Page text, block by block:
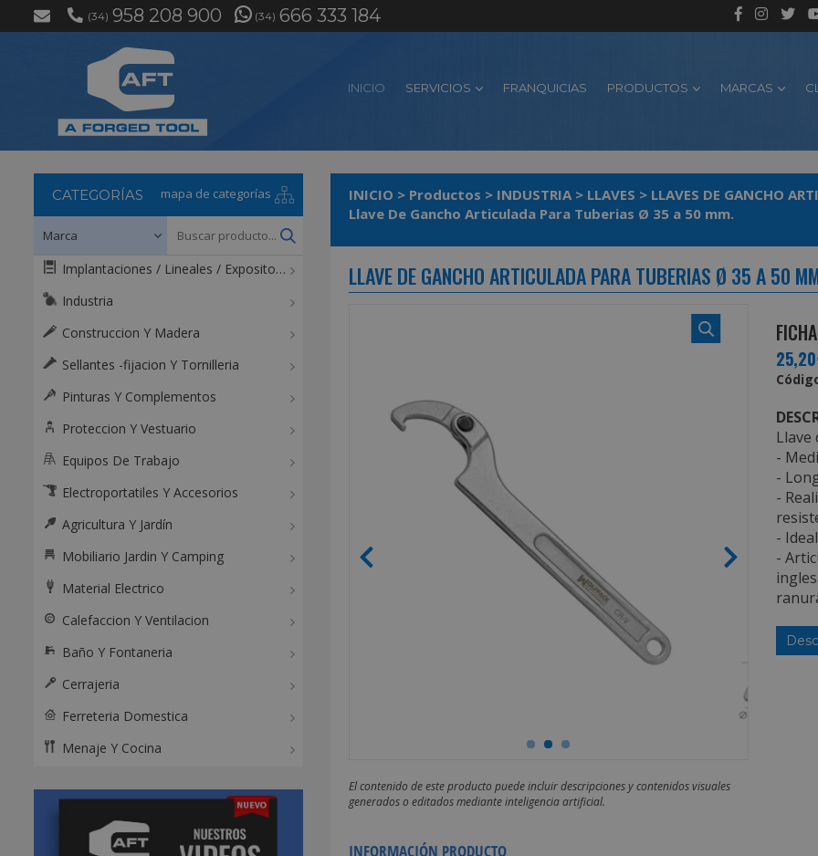
(34) 958 208 900 (34) 666 333 184
INICIO SERVICIOS FRANQUICIAS PRODUCTOS MARCAS
INICIO > Productos > INDUSTRIA > LLAVES > LLAVES DE GANCHO
Llave De Gancho Articulada Para Tuberias Ø 35 a 50 mm.
LLAVE DE GANCHO ARTICULADA PARA TUBERIAS Ø 35 A 50
El contenido de este producto puede incluir descripciones y contenidos visuales
generados o editados mediante inteligencia artificial.
INFORMACIÓN PRODUCTO
Llave
-
-
-
-
-
CATEGORÍAS mapa de categorías
Implantaciones / Lineales / Expositores / Mostradores
Industria
Construccion Y Madera
Sellantes -fijacion Y Tornilleria
Pinturas Y Complementos
Proteccion Y Vestuario
Equipos De Trabajo
Electroportatiles Y Accesorios
Agricultura Y Jardín
Mobiliario Jardin Y Camping
Material Electrico
Calefaccion Y Ventilacion
Baño Y Fontaneria
Cerrajeria
Ferreteria Domestica
Menaje Y Cocina